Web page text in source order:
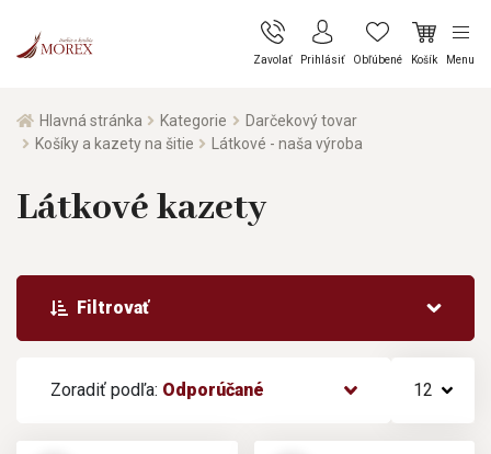
Zavolať Prihlásiť Obľúbené Košík Menu
Hlavná stránka Kategorie
Darčekový tovar
Košíky a kazety na šitie
Látkové - naša výroba
Látkové kazety
Zoradiť podľa: Odporúčané 12
Filtrovať